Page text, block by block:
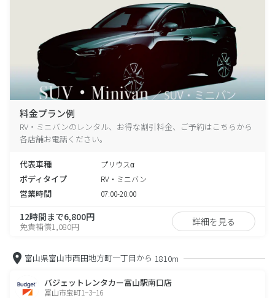
料金プラン例
RV・ミニバンのレンタル、お得な割引料金、ご予約はこちらから
各店舗お電話ください。
代表車種 プリウスα
ボディタイプ RV・ミニバン
営業時間 07:00-20:00
12時間まで6,800円
免責補償1,080円 詳細を見る
富山県富山市西田地方町一丁目から 1810m
バジェットレンタカー富山駅南口店
富山市宝町1−3−16